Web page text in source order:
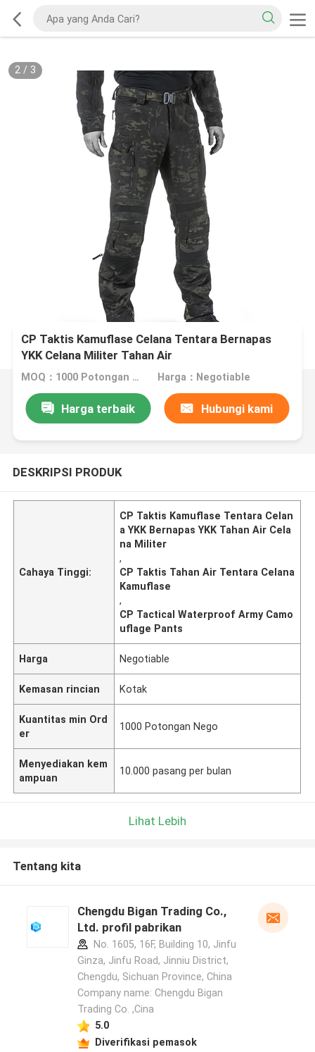
2/ 3
CP Taktis Kamuflase Celana Tentara Bernapas
YKK Celana Militer Tahan Air
MOQ：1000 Potongan Nego Harga：Negotiable
Harga terbaik Hubungi kami
DESKRIPSI PRODUK
Cahaya Tinggi:
CP Taktis Kamuflase Tentara Celan
a YKK Bernapas YKK Tahan Air Cela
na Militer
,
CP Taktis Tahan Air Tentara Celana
Kamuflase
,
CP Tactical Waterproof Army Camo
uflage Pants
Harga Negotiable
Kemasan rincian Kotak
Kuantitas min Ord
er
1000 Potongan Nego
Menyediakan kem
ampuan
10.000 pasang per bulan
Lihat Lebih
Tentang kita
Chengdu Bigan Trading Co.,
Ltd. profil pabrikan
No. 1605, 16F, Building 10, Jinfu
Ginza, Jinfu Road, Jinniu District,
Chengdu, Sichuan Province, China
Company name: Chengdu Bigan
Trading Co. ,Cina
5.0
Diverifikasi pemasok